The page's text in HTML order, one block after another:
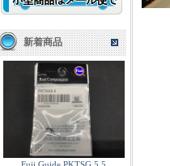
新着商品